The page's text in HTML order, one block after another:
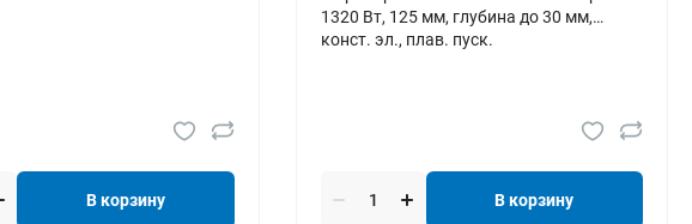
В корзину
1320 Вт, 125 мм, глубина до 30 мм,
конст. эл., плав. пуск.
В корзину